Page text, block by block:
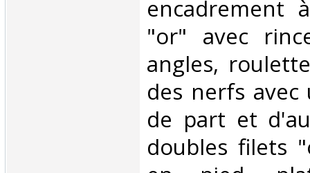
encadrement
"or" avec
angles,
des nerfs
de part et
doubles filets